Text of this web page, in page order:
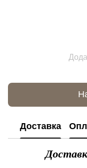
Доставка